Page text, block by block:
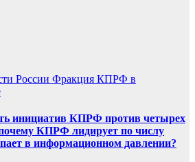
России Фракция КПРФ в
инициатив КПРФ против четырех
КПРФ лидирует по числу
в информационном давлении?